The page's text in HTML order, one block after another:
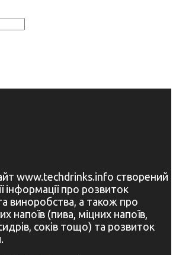
www.techdrinks.info створений
інформації про розвиток
виноробства, а також про
напоїв (пива, міцних напоїв,
соків тощо) та розвиток